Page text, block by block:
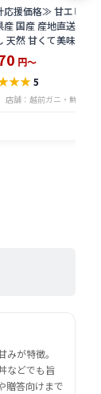
援価格≫ 甘エビ
産 国産 産地直送 大
天然 甘くて美味しい
お刺身 お寿司 バーベ
料無料 amaebis
円～
★★5
店舗：越前ガニ・鮮魚専
が特徴。
などでも旨
贈答向けまで